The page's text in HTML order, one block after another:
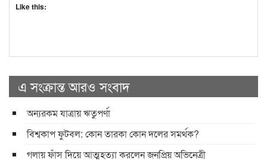
Like this:
এ সংক্রান্ত আরও সংবাদ
অন্যরকম যাত্রায় ঋতুপর্ণা
বিশ্বকাপ ফুটবল: কোন তারকা কোন দলের সমর্থক?
গলায় ফাঁস দিয়ে আত্মহত্যা করলেন জনপ্রিয় অভিনেত্রী